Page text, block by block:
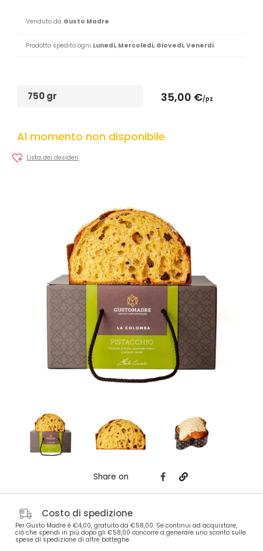
Venduto da Gusto Madre
Prodotto spedito ogni Lunedi, Mercoledi, Giovedi, Venerdi.
750 gr 35,00 €/pz
Al momento non disponibile
Lista dei desideri
Share on
Costo di spedizione
Per Gusto Madre è €4,00, gratuito da €58,00. Se continui ad acquistare,
ciò che spendi in più dopo gli €58,00 concorre a generare uno sconto sulle
spese di spedizione di altre botteghe.